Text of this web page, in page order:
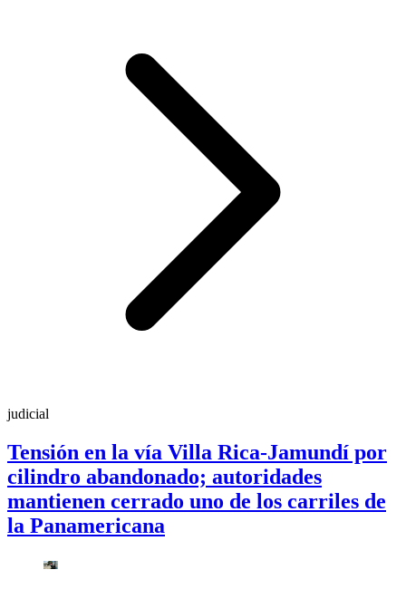
judicial
Tensión en la vía Villa Rica-Jamundí por
cilindro abandonado; autoridades
mantienen cerrado uno de los carriles de
la Panamericana